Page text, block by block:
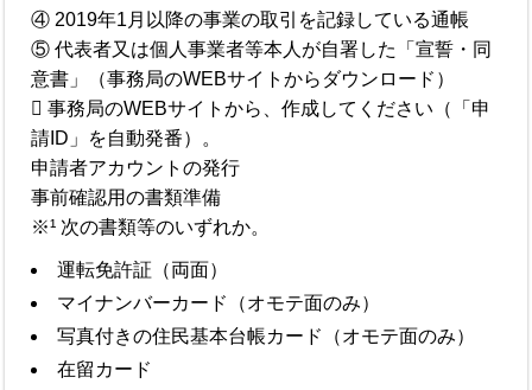
④ 2019年1月以降の事業の取引を記録している通帳
⑤ 代表者又は個人事業者等本人が自署した「宣誓・同
意書」（事務局のWEBサイトからダウンロード）
 事務局のWEBサイトから、作成してください（「申
請ID」を自動発番）。
申請者アカウントの発行
事前確認用の書類準備
※¹ 次の書類等のいずれか。
運転免許証（両面）
マイナンバーカード（オモテ面のみ）
写真付きの住民基本台帳カード（オモテ面のみ）
在留カード